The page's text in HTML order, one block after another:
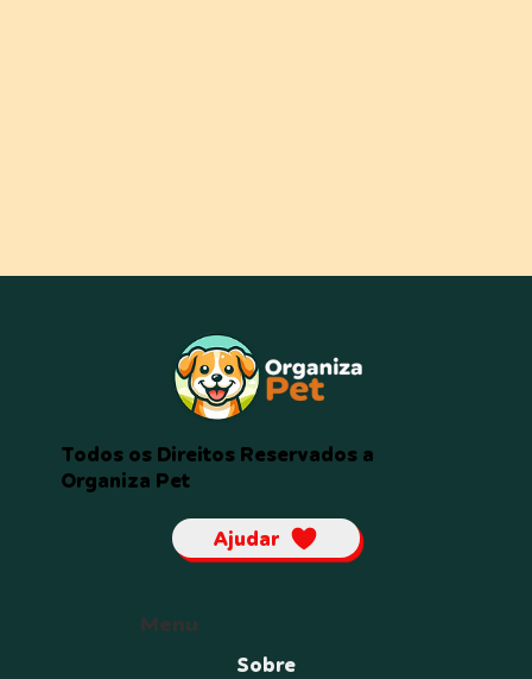
Sobre
Menu
Todos os Direitos Reservados a
Organiza Pet
Ajudar